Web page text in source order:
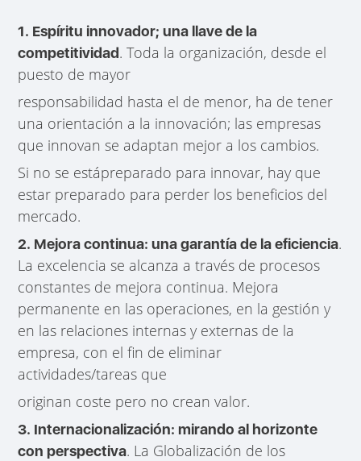
1. Espíritu innovador; una llave de la
competitividad. Toda la organización, desde el
puesto de mayor
responsabilidad hasta el de menor, ha de tener
una orientación a la innovación; las empresas
que innovan se adaptan mejor a los cambios.
Si no se estápreparado para innovar, hay que
estar preparado para perder los beneficios del
mercado.
2. Mejora continua: una garantía de la eficiencia.
La excelencia se alcanza a través de procesos
constantes de mejora continua. Mejora
permanente en las operaciones, en la gestión y
en las relaciones internas y externas de la
empresa, con el fin de eliminar
actividades/tareas que
originan coste pero no crean valor.
3. Internacionalización: mirando al horizonte
con perspectiva. La Globalización de los